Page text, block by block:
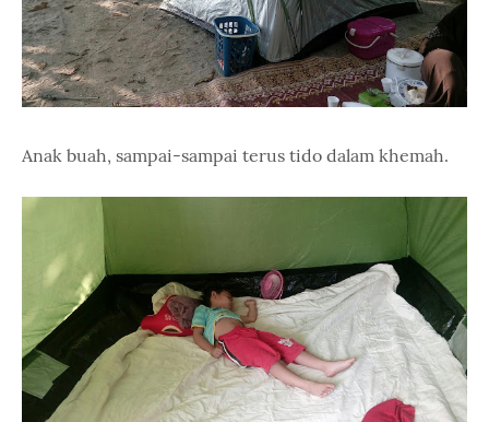
Anak buah, sampai-sampai terus tido dalam khemah.